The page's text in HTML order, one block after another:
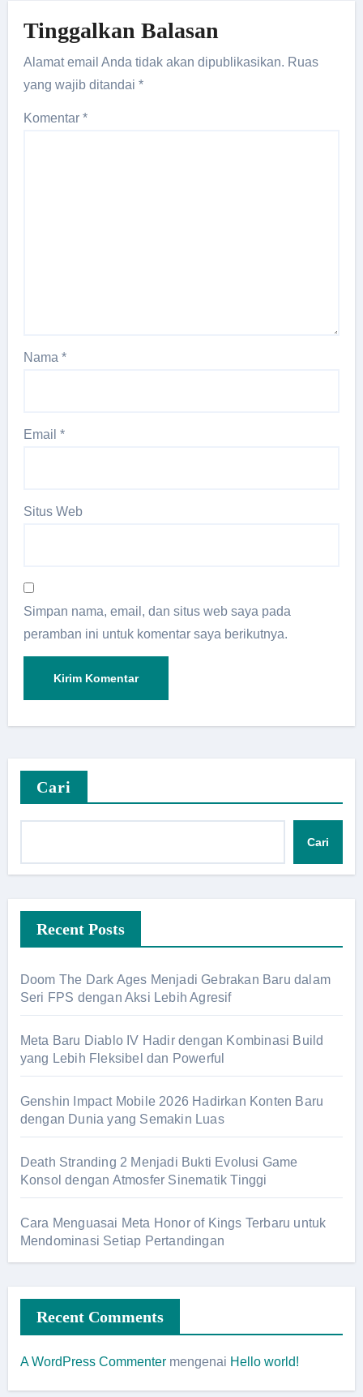
Tinggalkan Balasan
Alamat email Anda tidak akan dipublikasikan. Ruas
yang wajib ditandai*
Komentar*
Nama*
Email*
Situs Web
Simpan nama, email, dan situs web saya pada
peramban ini untuk komentar saya berikutnya.
Cari
Cari
Recent Posts
Doom The Dark Ages Menjadi Gebrakan Baru dalam
Seri FPS dengan Aksi Lebih Agresif
Meta Baru Diablo IV Hadir dengan Kombinasi Build
yang Lebih Fleksibel dan Powerful
Genshin Impact Mobile 2026 Hadirkan Konten Baru
dengan Dunia yang Semakin Luas
Death Stranding 2 Menjadi Bukti Evolusi Game
Konsol dengan Atmosfer Sinematik Tinggi
Cara Menguasai Meta Honor of Kings Terbaru untuk
Mendominasi Setiap Pertandingan
Recent Comments
A WordPress Commentermengenai Hello world!